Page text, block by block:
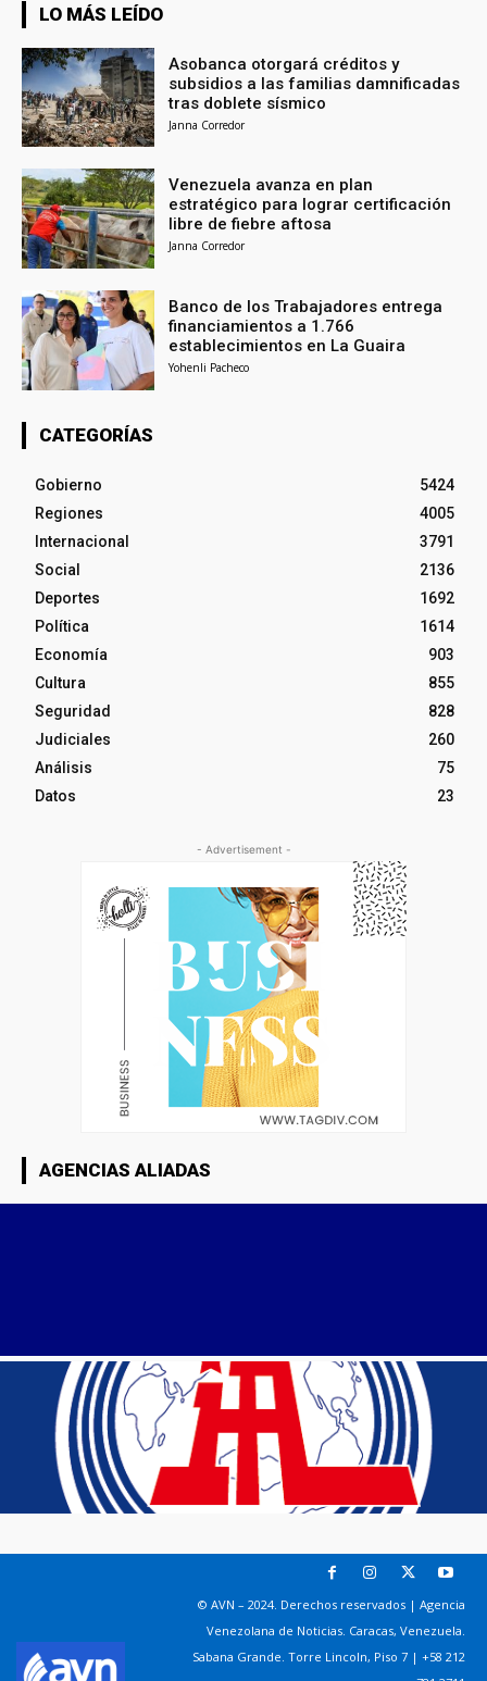
LO MÁS LEÍDO
Asobanca otorgará créditos y
subsidios a las familias damnificadas
tras doblete sísmico
Janna Corredor
Venezuela avanza en plan
estratégico para lograr certificación
libre de fiebre aftosa
Janna Corredor
Banco de los Trabajadores entrega
financiamientos a 1.766
establecimientos en La Guaira
Yohenli Pacheco
CATEGORÍAS
Gobierno
5424
Regiones
4005
Internacional
3791
Social
2136
Deportes
1692
Política
1614
Economía
903
Cultura
855
Seguridad
828
Judiciales
260
Análisis
75
Datos
23
- Advertisement -
AGENCIAS ALIADAS
© AVN – 2024. Derechos reservados | Agencia
Venezolana de Noticias. Caracas, Venezuela.
Sabana Grande. Torre Lincoln, Piso 7 | +58 212